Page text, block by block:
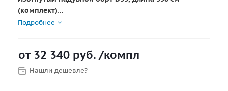
(комплект)
Надувной фальшборт диаметром 35 см и длиной 350
ткани, оснащён клапаном. Готов к установке на
лодки и катамараны.
Подробнее
от 32 340 руб. /компл
Нашли дешевле?